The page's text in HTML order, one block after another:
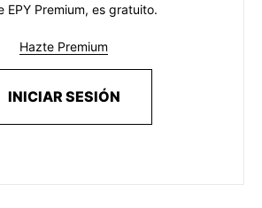
EPY Premium, es gratuito.
Hazte Premium
INICIAR SESIÓN